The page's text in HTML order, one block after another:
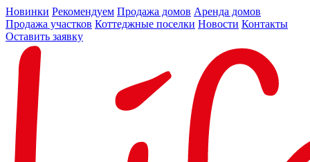
Новинки Рекомендуем Продажа домов Аренда домов
Продажа участков Коттеджные поселки Новости Контакты
Оставить заявку